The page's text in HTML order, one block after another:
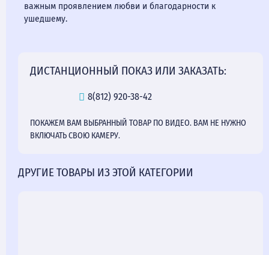
важным проявлением любви и благодарности к
ушедшему.
ДИСТАНЦИОННЫЙ ПОКАЗ ИЛИ ЗАКАЗАТЬ:
8(812) 920-38-42
ПОКАЖЕМ ВАМ ВЫБРАННЫЙ ТОВАР ПО ВИДЕО. ВАМ НЕ НУЖНО
ВКЛЮЧАТЬ СВОЮ КАМЕРУ.
ДРУГИЕ ТОВАРЫ ИЗ ЭТОЙ КАТЕГОРИИ